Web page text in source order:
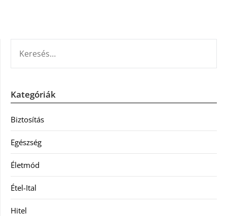
Kategóriák
Biztosítás
Egészség
Életmód
Étel-Ital
Hitel